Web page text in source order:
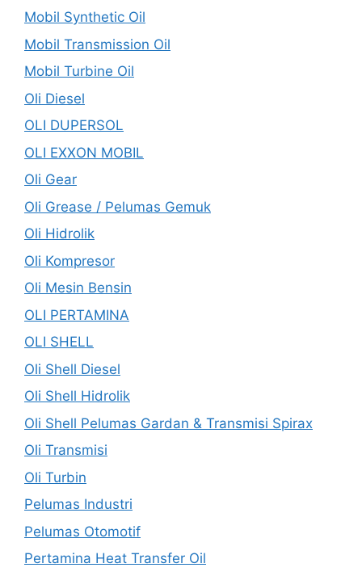
Mobil Synthetic Oil
Mobil Transmission Oil
Mobil Turbine Oil
Oli Diesel
OLI DUPERSOL
OLI EXXON MOBIL
Oli Gear
Oli Grease / Pelumas Gemuk
Oli Hidrolik
Oli Kompresor
Oli Mesin Bensin
OLI PERTAMINA
OLI SHELL
Oli Shell Diesel
Oli Shell Hidrolik
Oli Shell Pelumas Gardan & Transmisi Spirax
Oli Transmisi
Oli Turbin
Pelumas Industri
Pelumas Otomotif
Pertamina Heat Transfer Oil